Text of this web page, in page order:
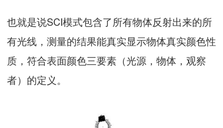
也就是说SCI模式包含了所有物体反射出来的所
有光线，测量的结果能真实显示物体真实颜色性
质，符合表面颜色三要素（光源，物体，观察
者）的定义。